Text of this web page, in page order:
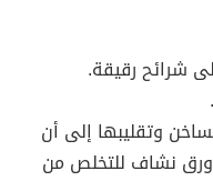
شرائح رقيقة.
وتقليبها إلى أن
ورق نشاف للتخلص من